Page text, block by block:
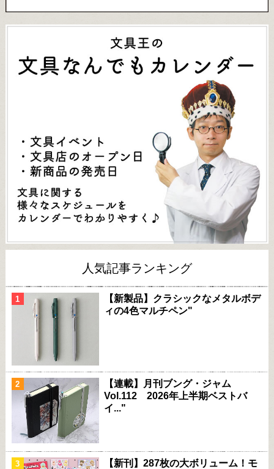
人気記事ランキング
【新製品】クラシックなメタルボデ
ィの4色マルチペン"
【連載】月刊ブング・ジャム
Vol.112 2026年上半期ベストバ
イ..."
【新刊】287枚の大ボリューム！モ